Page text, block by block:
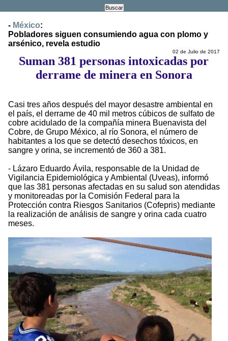
- México:
Pobladores siguen consumiendo agua con plomo y
arsénico, revela estudio
02 de Julio de 2017
Suman 381 personas intoxicadas por
derrame de minera en Sonora
Casi tres años después del mayor desastre ambiental en
el país, el derrame de 40 mil metros cúbicos de sulfato de
cobre acidulado de la compañía minera Buenavista del
Cobre, de Grupo México, al río Sonora, el número de
habitantes a los que se detectó desechos tóxicos, en
sangre y orina, se incrementó de 360 a 381.
- Lázaro Eduardo Ávila, responsable de la Unidad de
Vigilancia Epidemiológica y Ambiental (Uveas), informó
que las 381 personas afectadas en su salud son atendidas
y monitoreadas por la Comisión Federal para la
Protección contra Riesgos Sanitarios (Cofepris) mediante
la realización de análisis de sangre y orina cada cuatro
meses.